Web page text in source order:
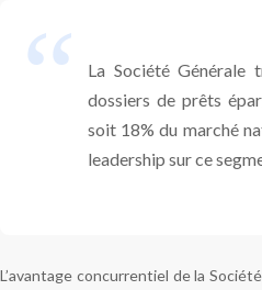
La Société Générale
dossiers de prêts
soit 18% du marché
leadership sur ce
L’avantage concurrentiel de la